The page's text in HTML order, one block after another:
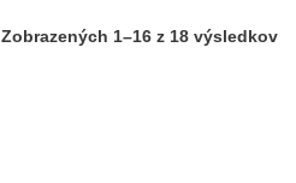
Zobrazených 1–16 z 18 výsledkov